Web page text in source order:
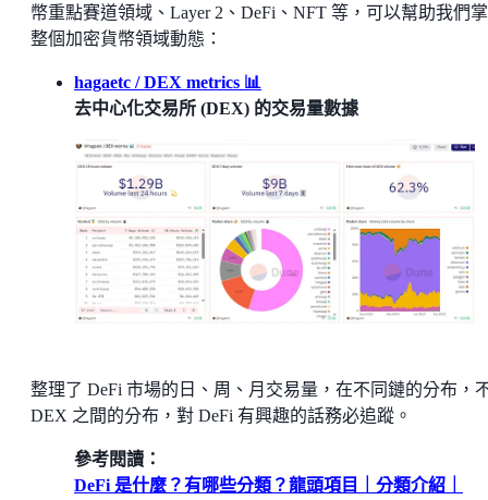
幣重點賽道領域、Layer 2、DeFi、NFT 等，可以幫助我們
整個加密貨幣領域動態：
hagaetc / DEX metrics 📊
去中心化交易所 (DEX) 的交易量數據
整理了 DeFi 市場的日、周、月交易量，在不同鏈的分布，
DEX 之間的分布，對 DeFi 有興趣的話務必追蹤。
參考閱讀：
DeFi 是什麼？有哪些分類？龍頭項目｜分類介紹｜